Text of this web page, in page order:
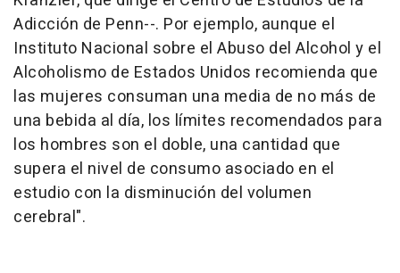
Adicción de Penn--. Por ejemplo, aunque el
Instituto Nacional sobre el Abuso del Alcohol y el
Alcoholismo de Estados Unidos recomienda que
las mujeres consuman una media de no más de
una bebida al día, los límites recomendados para
los hombres son el doble, una cantidad que
supera el nivel de consumo asociado en el
estudio con la disminución del volumen
cerebral".